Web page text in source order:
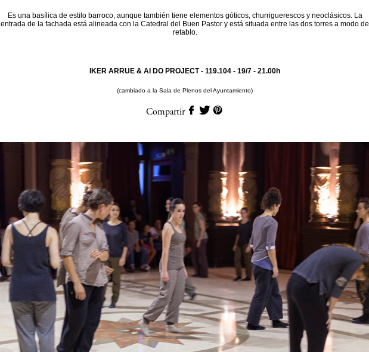
Es una basílica de estilo barroco, aunque también tiene elementos góticos, churriguerescos y neoclásicos. La
entrada de la fachada está alineada con la Catedral del Buen Pastor y está situada entre las dos torres a modo de
retablo.
IKER ARRUE & AI DO PROJECT - 119.104 - 19/7 - 21.00h
(cambiado a la Sala de Plenos del Ayuntamiento)
Compartir